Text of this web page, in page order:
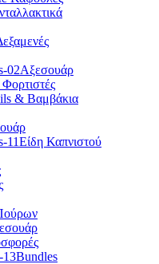
Αξεσουάρ
& Βαμβάκια
Είδη Καπνιστού
Bundles